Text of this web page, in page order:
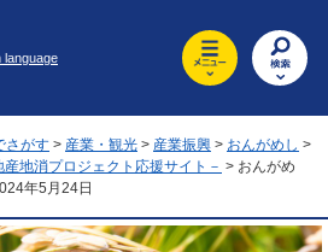
language
さがす > 産業・観光 > 産業振興 > おんがめし >
地消プロジェクト応援サイト－ > おんがめ
年5月24日